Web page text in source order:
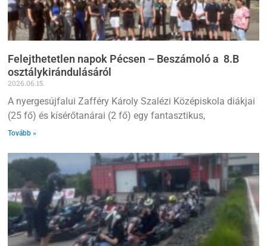
Felejthetetlen napok Pécsen – Beszámoló a 8.B
osztálykirándulásáról
2026.06.15.
A nyergesújfalui Zafféry Károly Szalézi Középiskola diákjai
(25 fő) és kísérőtanárai (2 fő) egy fantasztikus,
Tovább »